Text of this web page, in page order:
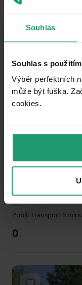
Souhlas
Souhlas s
Výběr perfektních
může být fuška.
cookies.​
RECREATIONAL
Horní Staré
6 ložnic
Public transport 6
0
Add to